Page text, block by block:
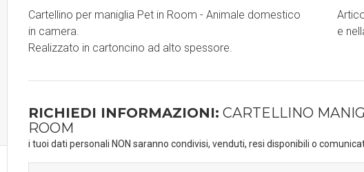
Cartellino per maniglia Pet in Room - Animale domestico
in camera.
Realizzato in cartoncino ad alto spessore.
e
RICHIEDI INFORMAZIONI: CARTELLINO
ROOM
i tuoi dati personali NON saranno condivisi, venduti, resi disponibili o